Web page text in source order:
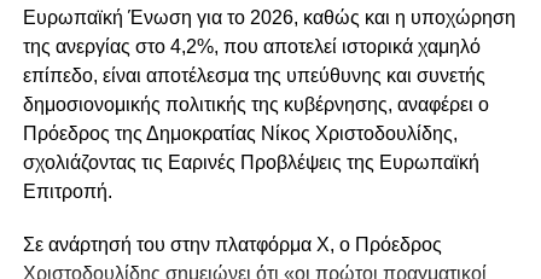
Ευρωπαϊκή Ένωση για το 2026, καθώς και η υποχώρηση
της ανεργίας στο 4,2%, που αποτελεί ιστορικά χαμηλό
επίπεδο, είναι αποτέλεσμα της υπεύθυνης και συνετής
δημοσιονομικής πολιτικής της κυβέρνησης, αναφέρει ο
Πρόεδρος της Δημοκρατίας Νίκος Χριστοδουλίδης,
σχολιάζοντας τις Εαρινές Προβλέψεις της Ευρωπαϊκή
Επιτροπή.
Σε ανάρτησή του στην πλατφόρμα X, ο Πρόεδρος
Χριστοδουλίδης σημειώνει ότι «οι πρώτοι πραγματικοί